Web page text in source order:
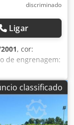
"scarrabile".
detalhes
dos
discriminado
Ligar
, cor:
de engrenagem:
ZORZI
E
03/2001 EIXOS:
MÁXIMO:
16.550 kg -
EQUIPAMENTO:
classificado